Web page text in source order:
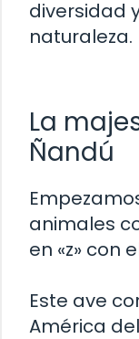
diversidad
naturaleza.
La
Ñandú
animales
en «z» con
Este ave
América